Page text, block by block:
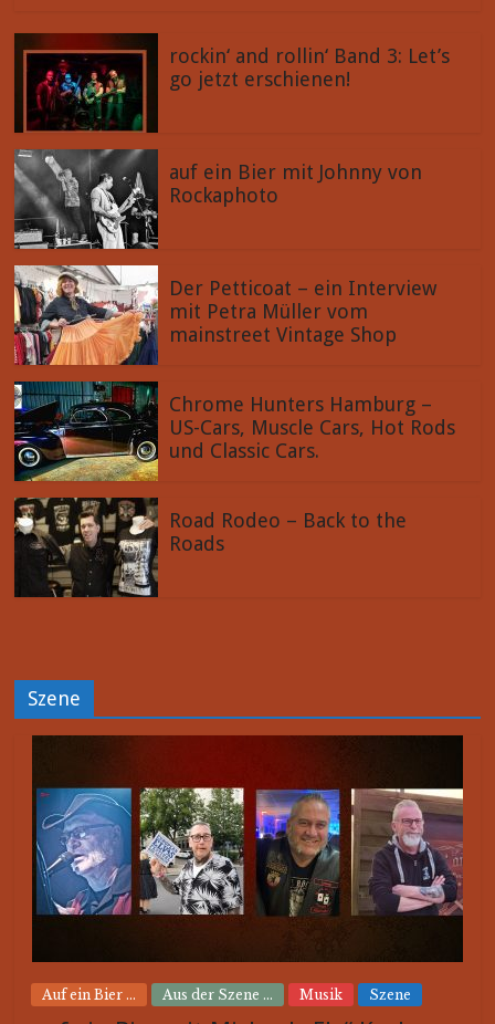
sich auf weite Reisen, um Kollegen
auf die Finger zu schauen und
sammeln. Heute: "The Cashbags"!
rockin‘ and rollin‘ Band 3: Let’s
go jetzt erschienen!
auf ein Bier mit Johnny von
Rockaphoto
Der Petticoat – ein Interview
mit Petra Müller vom
mainstreet Vintage Shop
Chrome Hunters Hamburg –
US-Cars, Muscle Cars, Hot Rods
und Classic Cars.
Road Rodeo – Back to the
Roads
Szene
Auf ein Bier ... Aus der Szene ... Musik Szene